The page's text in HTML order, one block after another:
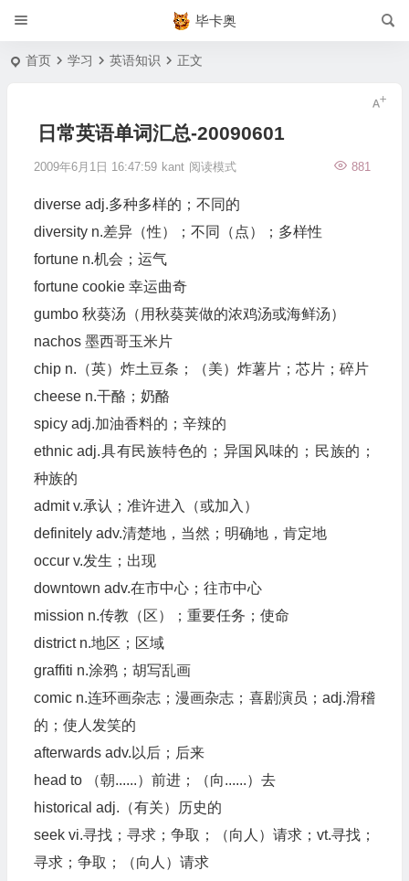
毕卡奥
首页 学习 英语知识 正文
日常英语单词汇总-20090601
2009年6月1日 16:47:59 kant 881
阅读模式
diverse adj.多种多样的；不同的
diversity n.差异（性）；不同（点）；多样性
fortune n.机会；运气
fortune cookie 幸运曲奇
gumbo 秋葵汤（用秋葵荚做的浓鸡汤或海鲜汤）
nachos 墨西哥玉米片
chip n.（英）炸土豆条；（美）炸薯片；芯片；碎片
cheese n.干酪；奶酪
spicy adj.加油香料的；辛辣的
ethnic adj.具有民族特色的；异国风味的；民族的；
种族的
admit v.承认；准许进入（或加入）
definitely adv.清楚地，当然；明确地，肯定地
occur v.发生；出现
downtown adv.在市中心；往市中心
mission n.传教（区）；重要任务；使命
district n.地区；区域
graffiti n.涂鸦；胡写乱画
comic n.连环画杂志；漫画杂志；喜剧演员；adj.滑稽
的；使人发笑的
afterwards adv.以后；后来
head to （朝......）前进；（向......）去
historical adj.（有关）历史的
seek vi.寻找；寻求；争取；（向人）请求；vt.寻找；
寻求；争取；（向人）请求